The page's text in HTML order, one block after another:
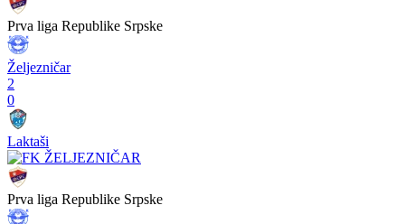
Prva liga Republike Srpske
Željezničar
2
0
Laktaši
Prva liga Republike Srpske